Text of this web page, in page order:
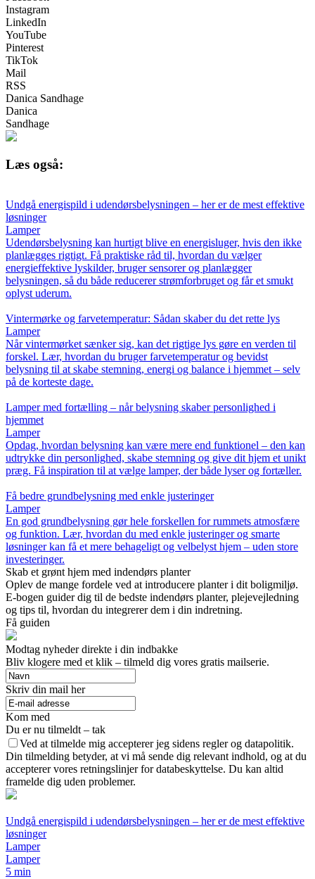
Instagram
LinkedIn
YouTube
Pinterest
TikTok
Mail
RSS
Danica Sandhage
Danica
Sandhage
Læs også:
Undgå energispild i udendørsbelysningen – her er de mest effektive
løsninger
Lamper
Udendørsbelysning kan hurtigt blive en energisluger, hvis den ikke
planlægges rigtigt. Få praktiske råd til, hvordan du vælger
energieffektive lyskilder, bruger sensorer og planlægger
belysningen, så du både reducerer strømforbruget og får et smukt
oplyst uderum.
Vintermørke og farvetemperatur: Sådan skaber du det rette lys
Lamper
Når vintermørket sænker sig, kan det rigtige lys gøre en verden til
forskel. Lær, hvordan du bruger farvetemperatur og bevidst
belysning til at skabe stemning, energi og balance i hjemmet – selv
på de korteste dage.
Lamper med fortælling – når belysning skaber personlighed i
hjemmet
Lamper
Opdag, hvordan belysning kan være mere end funktionel – den kan
udtrykke din personlighed, skabe stemning og give dit hjem et unikt
præg. Få inspiration til at vælge lamper, der både lyser og fortæller.
Få bedre grundbelysning med enkle justeringer
Lamper
En god grundbelysning gør hele forskellen for rummets atmosfære
og funktion. Lær, hvordan du med enkle justeringer og smarte
løsninger kan få et mere behageligt og velbelyst hjem – uden store
investeringer.
Skab et grønt hjem med indendørs planter
Oplev de mange fordele ved at introducere planter i dit boligmiljø.
E-bogen guider dig til de bedste indendørs planter, plejevejledning
og tips til, hvordan du integrerer dem i din indretning.
Få guiden
Modtag nyheder direkte i din indbakke
Bliv klogere med et klik – tilmeld dig vores gratis mailserie.
Skriv din mail her
Kom med
Du er nu tilmeldt – tak
Ved at tilmelde mig accepterer jeg sidens regler og datapolitik.
Din tilmelding betyder, at vi må sende dig relevant indhold, og at du
accepterer vores retningslinjer for databeskyttelse. Du kan altid
framelde dig uden problemer.
Undgå energispild i udendørsbelysningen – her er de mest effektive
løsninger
Lamper
Lamper
5 min